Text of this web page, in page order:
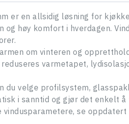
LOGG
E-
NYTT
er en allsidig løsning for
høy komfort i hverdagen.
om vinteren og
varmetapet,
velge profilsystem,
i sanntid og gjør det enkelt
se
SKRIV
Og vi vil kontakte deg
hjelper deg med alle
bør gjøre
TAKK! DIN
Vår manager vil kontakte